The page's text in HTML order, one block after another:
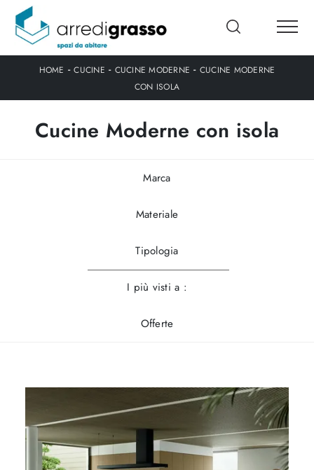
HOME -CUCINE - CUCINE MODERNE - CUCINE MODERNE
CON ISOLA
Cucine Moderne con isola
Marca
Materiale
Tipologia
I più visti a :
Offerte